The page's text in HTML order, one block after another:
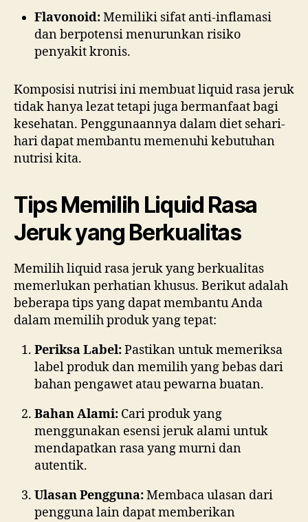
Flavonoid:Memiliki sifat anti-inflamasi
dan berpotensi menurunkan risiko
penyakit kronis.
Komposisi nutrisi ini membuat liquid rasa jeruk
tidak hanya lezat tetapi juga bermanfaat bagi
kesehatan. Penggunaannya dalam diet sehari-
hari dapat membantu memenuhi kebutuhan
nutrisi kita.
Tips Memilih Liquid Rasa
Jeruk yang Berkualitas
Memilih liquid rasa jeruk yang berkualitas
memerlukan perhatian khusus. Berikut adalah
beberapa tips yang dapat membantu Anda
dalam memilih produk yang tepat:
Periksa Label:Pastikan untuk memeriksa
label produk dan memilih yang bebas dari
bahan pengawet atau pewarna buatan.
Bahan Alami: Cari produk yang
menggunakan esensi jeruk alami untuk
mendapatkan rasa yang murni dan
autentik.
Ulasan Pengguna:Membaca ulasan dari
pengguna lain dapat memberikan